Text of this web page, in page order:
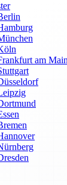
am Main